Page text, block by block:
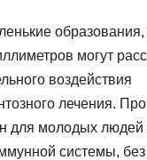
могут
воздействия
лечения.
для молодых
системы,